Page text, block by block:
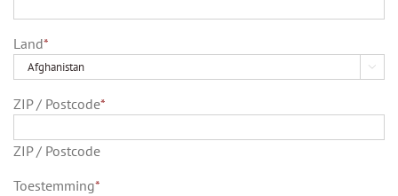
Land*

ZIP / Postcode*
ZIP / Postcode
Toestemming*